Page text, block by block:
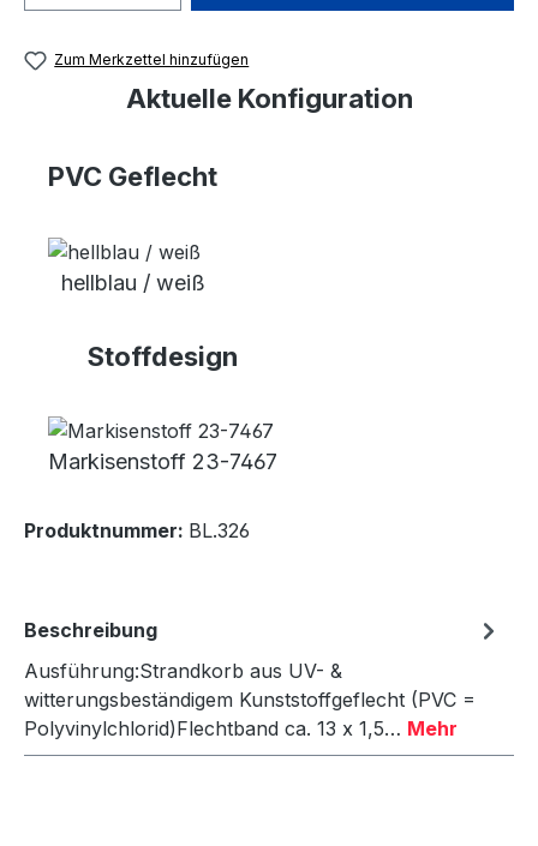
Zum Merkzettel hinzufügen
Aktuelle Konfiguration
PVC Geflecht
hellblau / weiß
Stoffdesign
Markisenstoff 23-7467
Produktnummer: BL.326
Beschreibung
Ausführung:Strandkorb aus UV- &
witterungsbeständigem Kunststoffgeflecht (PVC =
Polyvinylchlorid)Flechtband ca. 13 x 1,5… Mehr